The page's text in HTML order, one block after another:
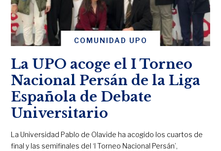
COMUNIDAD UPO
La UPO acoge el I Torneo
Nacional Persán de la Liga
Española de Debate
Universitario
La Universidad Pablo de Olavide ha acogido los cuartos de
final y las semifinales del ‘I Torneo Nacional Persán’,